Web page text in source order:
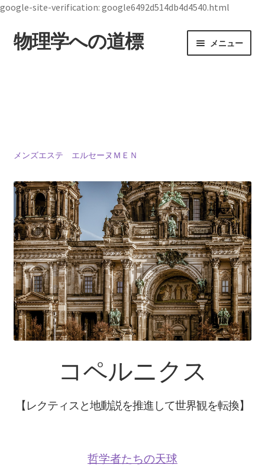
google-site-verification: google6492d514db4d4540.html
ナ
ビ
ス
ッ
プ
コ
ン
ッ
物理学への道標 メニュー
【1928年7月28日 ～1990年10月1日】— 量子世界
の常識を問い直した理論物理学者 —
デモクリトス
【インドまで出かけて見聞を広め、
原子・統計を始めた賢人】
【謎に満ちた数と幾何学の創始者】
メンズエステ エルセーヌＭＥＮ
コペルニクス
【レクティスと地動説を推進して世界観を転換】
哲学者たちの天球